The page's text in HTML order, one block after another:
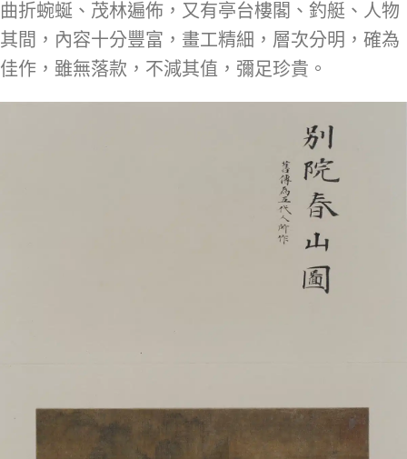
曲折蜿蜒、茂林遍佈，又有亭台樓閣、釣艇、人物
其間，內容十分豐富，畫工精細，層次分明，確為
佳作，雖無落款，不減其值，彌足珍貴。